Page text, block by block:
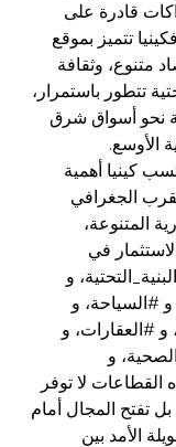
قادرة على
تتميز بموقع
متنوع، وثقافة
تتطور باستمرار،
نحو أسواق شرق
الأوسع.
كينيا أهمية
الجغرافي
المتنوعة،
في
، و
و #السياحة، و
، و #العقارات، و
، و
القطاعات لا توفر
تفتح المجال أمام
الأمد بين